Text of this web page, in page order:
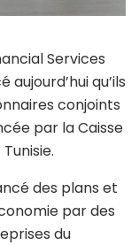
Services
qu’ils
conjoints
par la Caisse
des plans et
par des
du